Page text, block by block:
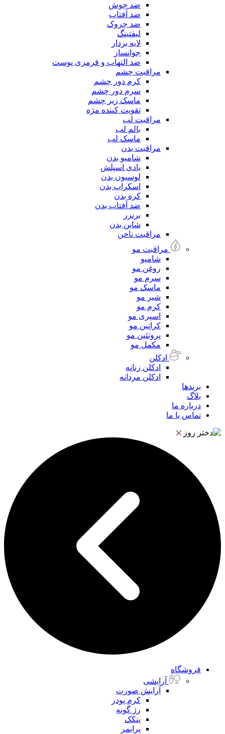
ضد جوش
ضد آفتاب
ضد چروک
لیفتینگ
لایه بردار
جوانساز
ضد التهاب و قرمزی پوست
مراقبت چشم
کرم دور چشم
سرم دور چشم
ماسک زیر چشم
تقویت کننده مژه
مراقبت لب
بالم لب
ماسک لب
مراقبت بدن
شامپو بدن
بادی اسپلش
لوسیون بدن
اسکراپ بدن
کره بدن
ضد آفتاب بدن
برنزر
شاین بدن
مراقبت ناخن
مراقبت مو
شامپو
روغن مو
سرم مو
ماسک مو
شیر مو
کرم مو
اسپری مو
کراتین مو
پروتئین مو
مکمل مو
ادکلن
ادکلن زنانه
ادکلن مردانه
برندها
بلاگ
درباره ما
تماس با ما
فروشگاه
آرایشی
آرایش صورت
کرم پودر
رژ گونه
پنکک
پرایمر